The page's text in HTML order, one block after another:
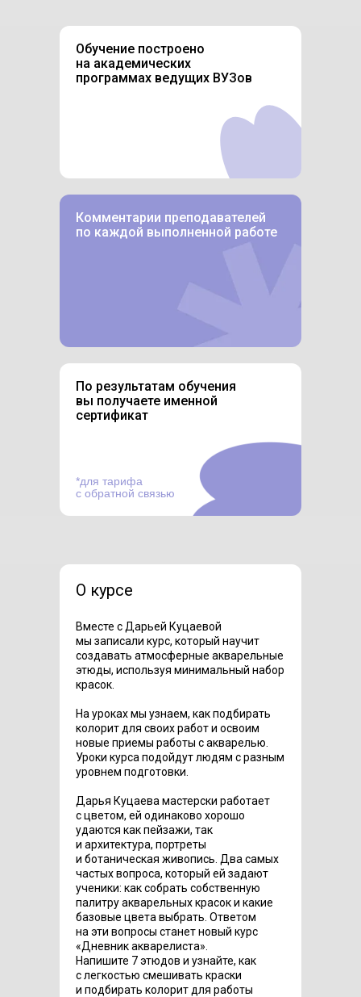
По результатам обучения
вы получаете именной
сертификат
*для тарифа
с обратной связью
Комментарии преподавателей
по каждой выполненной работе
Обучение построено
на академических
программах ведущих ВУЗов
О курсе
Вместе с Дарьей Куцаевой
мы записали курс, который научит
создавать атмосферные акварельные
этюды, используя минимальный набор
красок.
На уроках мы узнаем, как подбирать
колорит для своих работ и освоим
новые приемы работы с акварелью.
Уроки курса подойдут людям с разным
уровнем подготовки.
Дарья Куцаева мастерски работает
с цветом, ей одинаково хорошо
удаются как пейзажи, так
и архитектура, портреты
и ботаническая живопись. Два самых
частых вопроса, который ей задают
ученики: как собрать собственную
палитру акварельных красок и какие
базовые цвета выбрать. Ответом
на эти вопросы станет новый курс
«Дневник акварелиста».
Напишите 7 этюдов и узнайте, как
с легкостью смешивать краски
и подбирать колорит для работы